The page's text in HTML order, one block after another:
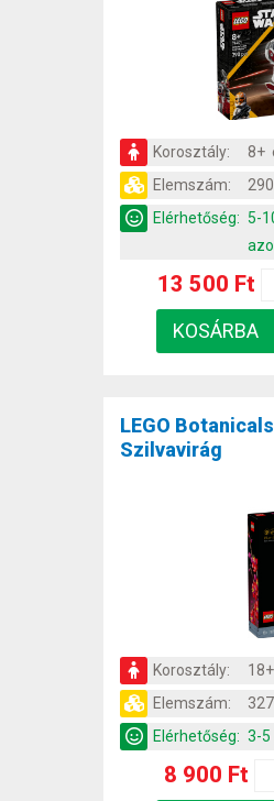
Korosztály:
8+
Elemszám:
Elérhetőség: 5-
13 500 Ft
LEGO
Szilvavirág
Korosztály:
Elemszám:
Elérhetőség: 3-5
8 900 Ft